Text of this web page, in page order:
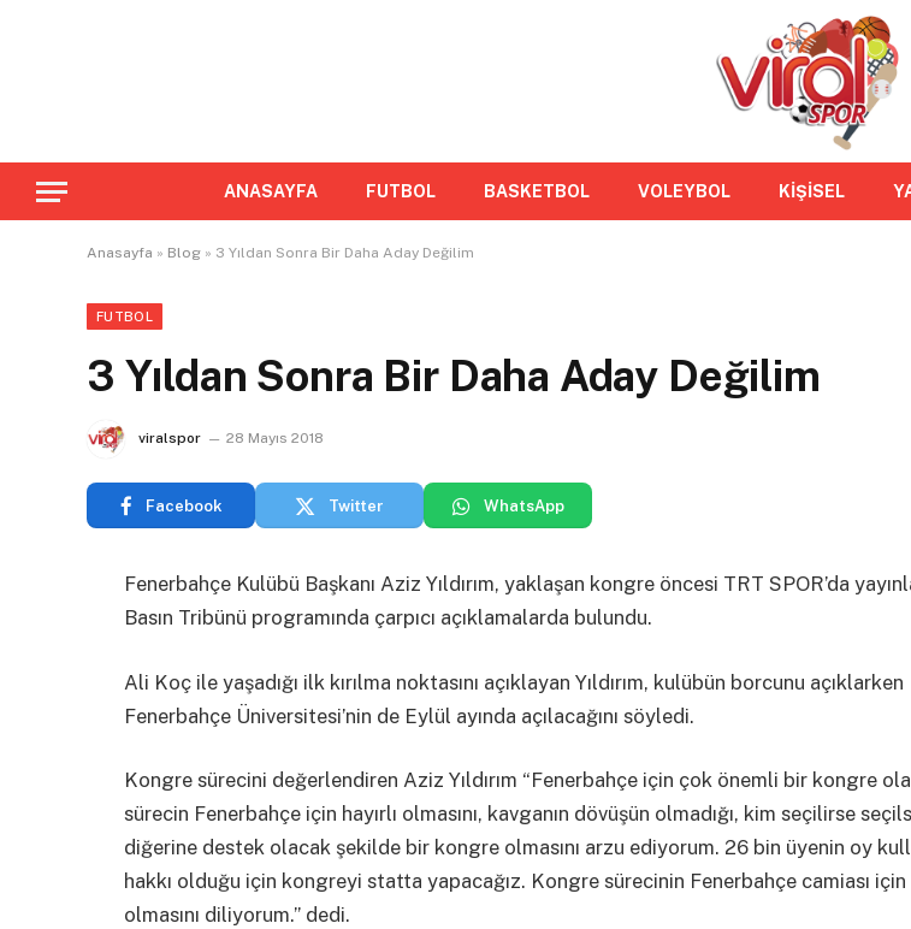
ANASAYFA FUTBOL BASKETBOL VOLEYBOL KİŞİSEL
Anasayfa » Blog » 3 Yıldan Sonra Bir Daha Aday Değilim
FUTBOL
3 Yıldan Sonra Bir Daha Aday Değilim
viralspor 28 Mayıs 2018
Facebook Twitter WhatsApp
Fenerbahçe Kulübü Başkanı Aziz Yıldırım, yaklaşan kongre öncesi TRT SPOR’da
Basın Tribünü programında çarpıcı açıklamalarda bulundu.
Ali Koç ile yaşadığı ilk kırılma noktasını açıklayan Yıldırım, kulübün borcunu açıklarken
Fenerbahçe Üniversitesi’nin de Eylül ayında açılacağını söyledi.
Kongre sürecini değerlendiren Aziz Yıldırım “Fenerbahçe için çok önemli bir kongre
sürecin Fenerbahçe için hayırlı olmasını, kavganın dövüşün olmadığı, kim seçilirse
diğerine destek olacak şekilde bir kongre olmasını arzu ediyorum. 26 bin üyenin oy
hakkı olduğu için kongreyi statta yapacağız. Kongre sürecinin Fenerbahçe camiası için
olmasını diliyorum.” dedi.